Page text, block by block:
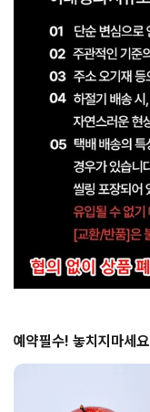
예약필수! 놓치지마세요